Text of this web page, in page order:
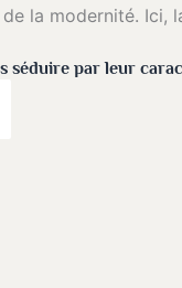
la modernité. Ici,
séduire par leur